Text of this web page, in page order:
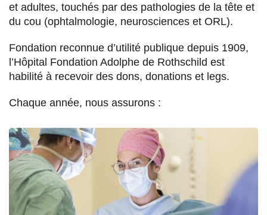
et adultes, touchés par des pathologies de la tête et
du cou (ophtalmologie, neurosciences et ORL).
Fondation reconnue d’utilité publique depuis 1909,
l’Hôpital Fondation Adolphe de Rothschild est
habilité à recevoir des dons, donations et legs.
Chaque année, nous assurons :